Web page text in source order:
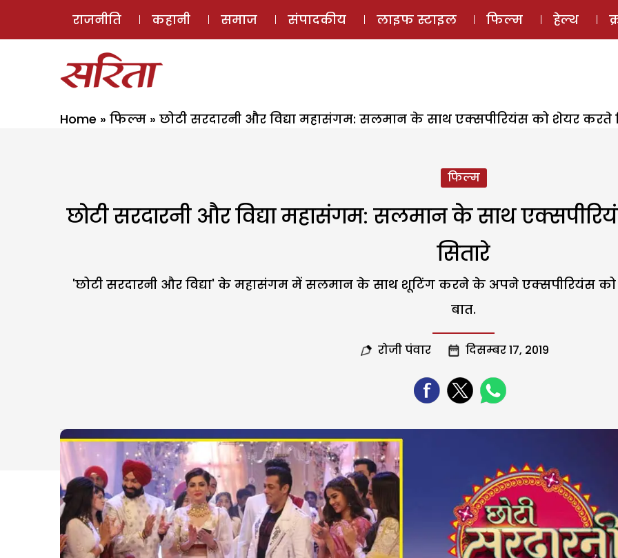
ई-मैगज़ीन
राजनीति कहानी समाज संपादकीय लाइफ स्टाइल फिल्म हेल्थ
Home » फिल्म » छोटी सरदारनी और विद्या महासंगम: सलमान के साथ एक्सपीरियंस को शेयर करते
फिल्म
छोटी सरदारनी और विद्या महासंगम: सलमान के साथ
सितारे
'छोटी सरदारनी और विद्या' के महासंगम में सलमान के साथ शूटिंग करने के अपने एक्सपीरियंस
बात.
रोजी पंवार दिसम्बर 17, 2019